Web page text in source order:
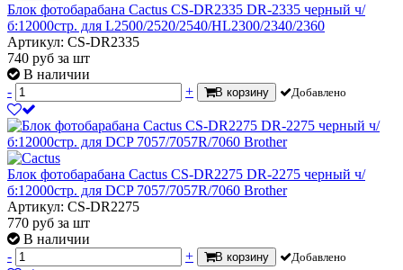
Блок фотобарабана Cactus CS-DR2335 DR-2335 черный ч/
б:12000стр. для L2500/2520/2540/HL2300/2340/2360
Артикул: CS-DR2335
740 руб за шт
В наличии
-
+ В корзину Добавлено
Блок фотобарабана Cactus CS-DR2275 DR-2275 черный ч/
б:12000стр. для DCP 7057/7057R/7060 Brother
Артикул: CS-DR2275
770 руб за шт
В наличии
-
+ В корзину Добавлено